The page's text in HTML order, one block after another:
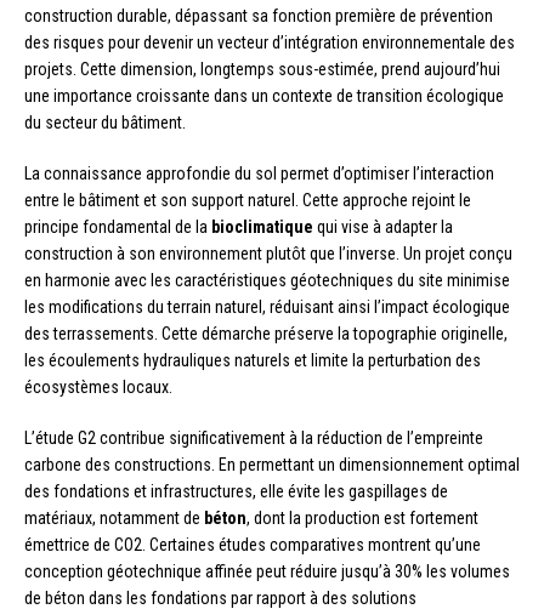
construction durable, dépassant sa fonction première de prévention
des risques pour devenir un vecteur d’intégration environnementale des
projets. Cette dimension, longtemps sous-estimée, prend aujourd’hui
une importance croissante dans un contexte de transition écologique
du secteur du bâtiment.
La connaissance approfondie du sol permet d’optimiser l’interaction
entre le bâtiment et son support naturel. Cette approche rejoint le
principe fondamental de la bioclimatique qui vise à adapter la
construction à son environnement plutôt que l’inverse. Un projet conçu
en harmonie avec les caractéristiques géotechniques du site minimise
les modifications du terrain naturel, réduisant ainsi l’impact écologique
des terrassements. Cette démarche préserve la topographie originelle,
les écoulements hydrauliques naturels et limite la perturbation des
écosystèmes locaux.
L’étude G2 contribue significativement à la réduction de l’empreinte
carbone des constructions. En permettant un dimensionnement optimal
des fondations et infrastructures, elle évite les gaspillages de
matériaux, notamment de béton, dont la production est fortement
émettrice de CO2. Certaines études comparatives montrent qu’une
conception géotechnique affinée peut réduire jusqu’à 30% les volumes
de béton dans les fondations par rapport à des solutions